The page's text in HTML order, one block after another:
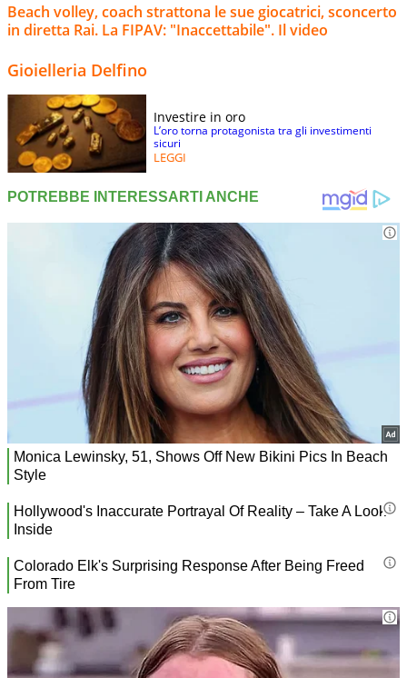
Beach volley, coach strattona le sue giocatrici, sconcerto
in diretta Rai. La FIPAV: "Inaccettabile". Il video
Gioielleria Delfino
Investire in oro
L’oro torna protagonista tra gli investimenti
sicuri
LEGGI